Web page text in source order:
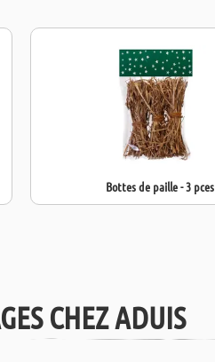
Bottes de paille - 3 pces
CHEZ ADUIS